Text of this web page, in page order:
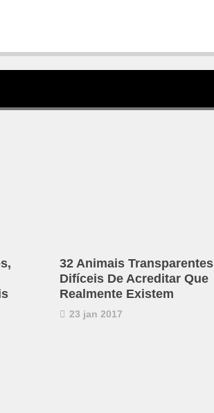
32 Animais Transparentes
Difíceis De Acreditar Que
Realmente Existem
23 jan 2017